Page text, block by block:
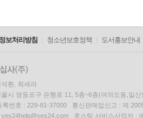
보처리방침 청소년보호정책 도서홍보안내
환, 최세라
울시 영등포구 은행로 11, 5층~6층(여의도동,일신
록번호 : 229-81-37000 통신판매업신고 : 제
yes24help@yes24.com 호스팅 서비스사업자 :